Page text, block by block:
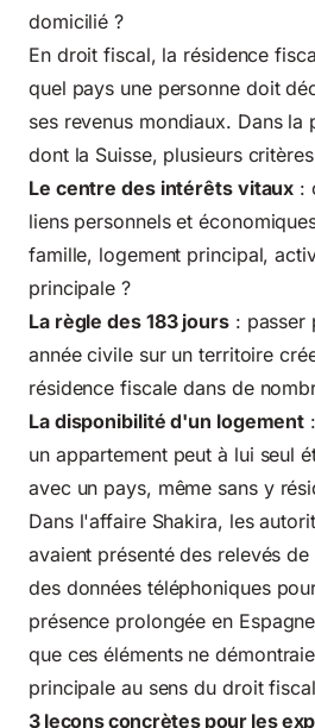
domicilié ?
En droit fiscal, la résidence
quel pays une personne doit
ses revenus mondiaux. Dans la
dont la Suisse, plusieurs
Le centre des intérêts vitaux :
liens personnels et
famille, logement principal,
principale ?
La règle des 183 jours: passer
année civile sur un territoire
résidence fiscale dans de
La disponibilité d'un logement
un appartement peut à lui seul
avec un pays, même sans y
Dans l'affaire Shakira, les
avaient présenté des relevés
des données téléphoniques
présence prolongée en
que ces éléments ne
principale au sens du droit
3 leçons concrètes pour les